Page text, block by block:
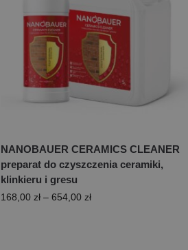
NANOBAUER CERAMICS CLEANER
preparat do czyszczenia ceramiki,
klinkieru i gresu
168,00 zł – 654,00 zł